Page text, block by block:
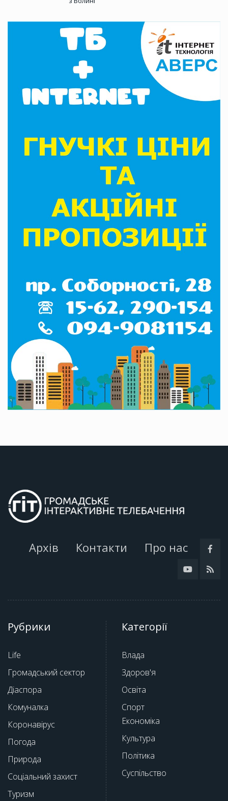
Архів Контакти Про нас
Рубрики
Life
Громадський сектор
Діаспора
Комуналка
Коронавірус
Погода
Природа
Соціальний захист
Туризм
Категорії
Влада
Здоров'я
Освіта
Спорт
Економіка
Культура
Політика
Суспільство